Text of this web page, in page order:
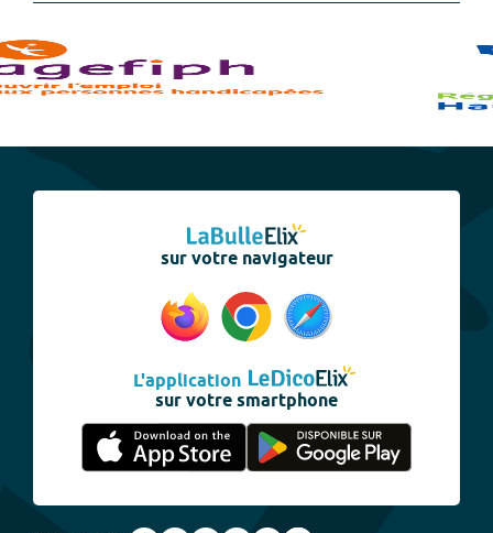
sur votre navigateur
L'application
sur votre smartphone